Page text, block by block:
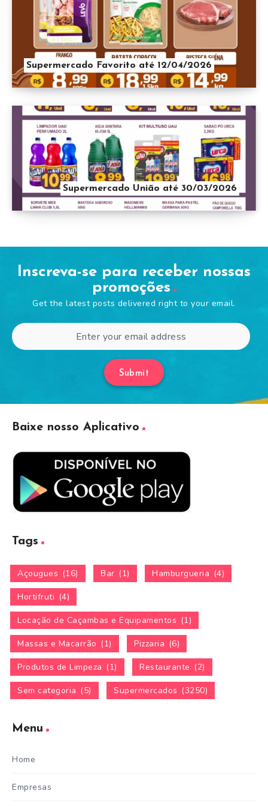
Supermercado Favorito até 12/04/2026
Supermercado União até 30/03/2026
Inscreva-se para receber nossas
promoções
Get the latest posts delivered right to your email.
Submit
Baixe nosso Aplicativo
Tags
Açougues (16) Bar (1) Hamburgueria (4)
Hortifruti (4)
Locação de Caçambas e Equipamentos (1)
Massas e Macarrão (1) Pizzaria (6)
Produtos de Limpeza (1) Restaurante (2)
Sem categoria (5) Supermercados (3250)
Menu
Home
Empresas